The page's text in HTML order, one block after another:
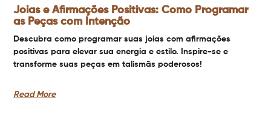
Joias e Afirmações Positivas: Como Programar
as Peças com Intenção
Descubra como programar suas joias com afirmações
positivas para elevar sua energia e estilo. Inspire-se e
transforme suas peças em talismãs poderosos!
Read More